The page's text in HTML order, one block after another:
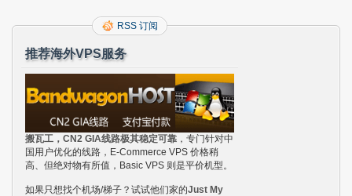
RSS 订阅
推荐海外VPS服务
搬瓦工，CN2 GIA线路极其稳定可靠 ，专门针对中
国用户优化的线路，E-Commerce VPS 价格稍
高、但绝对物有所值，Basic VPS 则是平价机型。
如果只想找个机场/梯子？试试他们家的Just My